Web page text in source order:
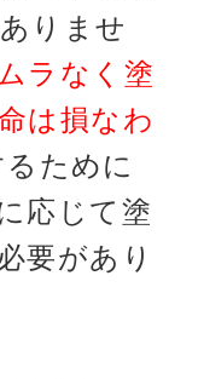
りませ
ラなく塗
は損なわ
ために
応じて塗
要があり